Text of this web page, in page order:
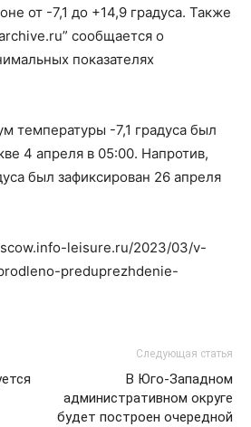
от -7,1 до +14,9 градуса. Также
сообщается о
показателях
температуры -7,1 градуса был
4 апреля в 05:00. Напротив,
был зафиксирован 26 апреля
leisure.ru/2023/03/v-
preduprezhdenie-
Следующая статья
В Юго-Западном
административном округе
будет построен очередной